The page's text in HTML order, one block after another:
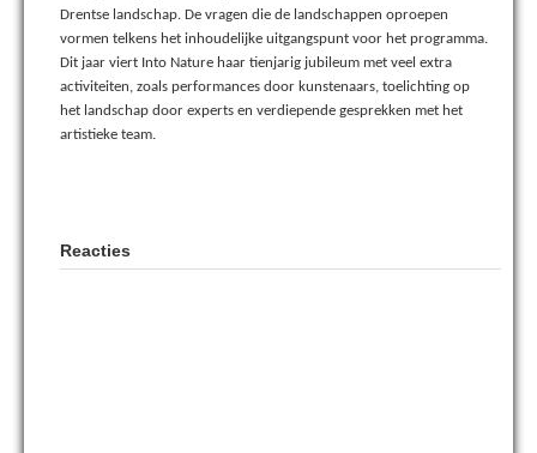
Drentse landschap. De vragen die de landschappen oproepen
vormen telkens het inhoudelijke uitgangspunt voor het programma.
Dit jaar viert Into Nature haar tienjarig jubileum met veel extra
activiteiten, zoals performances door kunstenaars, toelichting op
het landschap door experts en verdiepende gesprekken met het
artistieke team.
Reacties